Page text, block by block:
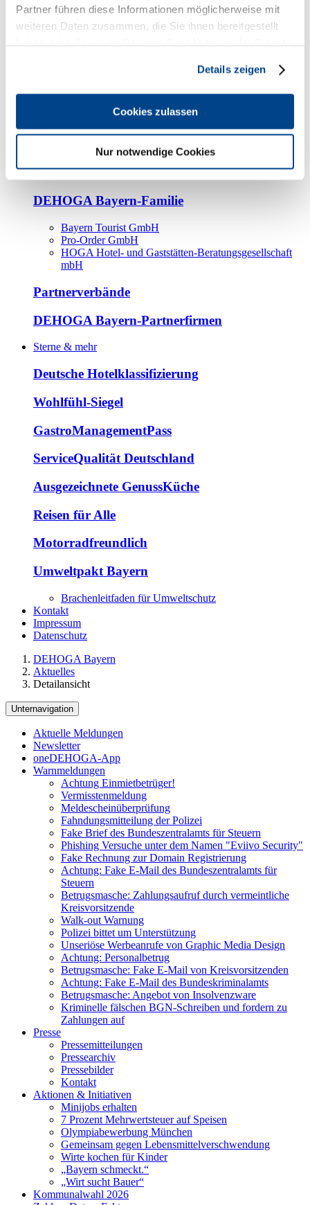
Partner führen diese Informationen möglicherweise mit
weiteren Daten zusammen, die Sie ihnen bereitgestellt
Details zeigen
Cookies zulassen
Nur notwendige Cookies
Kooperationspartner
Tourismusorganisationen
Bayern Tourismus Marketing GmbH
DEHOGA-Familie
Bundesverband
Fachverbände
DEHOGA Bayern-Familie
Bayern Tourist GmbH
Pro-Order GmbH
HOGA Hotel- und Gaststätten-Beratungsgesellschaft
mbH
Partnerverbände
DEHOGA Bayern-Partnerfirmen
Sterne & mehr
Deutsche Hotelklassifizierung
Wohlfühl-Siegel
GastroManagementPass
ServiceQualität Deutschland
Ausgezeichnete GenussKüche
Reisen für Alle
Motorradfreundlich
Umweltpakt Bayern
Brachenleitfaden für Umweltschutz
Kontakt
Impressum
Datenschutz
DEHOGA Bayern
Aktuelles
Detailansicht
Unternavigation
Aktuelle Meldungen
Newsletter
oneDEHOGA-App
Warnmeldungen
Achtung Einmietbetrüger!
Vermisstenmeldung
Meldescheinüberprüfung
Fahndungsmitteilung der Polizei
Fake Brief des Bundeszentralamts für Steuern
Phishing Versuche unter dem Namen "Eviivo Security"
Fake Rechnung zur Domain Registrierung
Achtung: Fake E-Mail des Bundeszentralamts für
Steuern
Betrugsmasche: Zahlungsaufruf durch vermeintliche
Kreisvorsitzende
Walk-out Warnung
Polizei bittet um Unterstützung
Unseriöse Werbeanrufe von Graphic Media Design
Achtung: Personalbetrug
Betrugsmasche: Fake E-Mail von Kreisvorsitzenden
Achtung: Fake E-Mail des Bundeskriminalamts
Betrugsmasche: Angebot von Insolvenzware
Kriminelle fälschen BGN-Schreiben und fordern zu
Zahlungen auf
Presse
Pressemitteilungen
Pressearchiv
Pressebilder
Kontakt
Aktionen & Initiativen
Minijobs erhalten
7 Prozent Mehrwertsteuer auf Speisen
Olympiabewerbung München
Gemeinsam gegen Lebensmittelverschwendung
Wirte kochen für Kinder
„Bayern schmeckt.“
„Wirt sucht Bauer“
Kommunalwahl 2026